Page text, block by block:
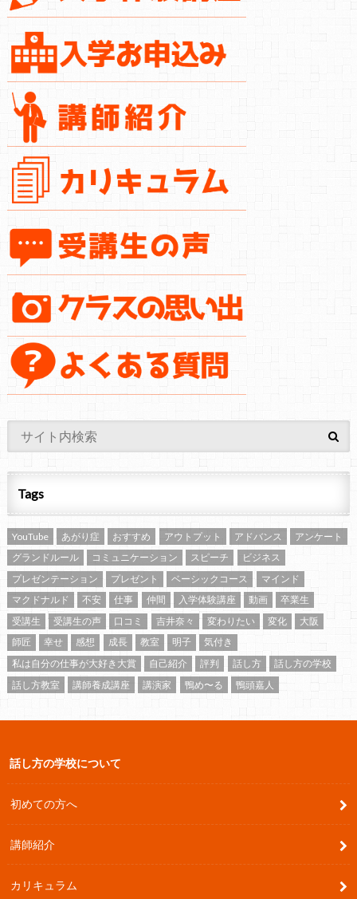
Tags
YouTube あがり症 おすすめ アウトプット アドバンス
アンケート
グランドルール
コミュニケーション スピーチ
ビジネス
プレゼンテーション
プレゼント ベーシックコース
マインド
マクドナルド
不安 仕事 仲間 入学体験講座 動画
卒業生
受講生
受講生の声 口コミ 吉井奈々 変わりたい 変化
大阪
師匠
幸せ 感想 成長 教室 明子
気付き
私は自分の仕事が大好き大賞
自己紹介 評判 話し方
話し方の学校
話し方教室
講師養成講座 講演家 鴨め〜る 鴨頭嘉人
話し方の学校について
初めての方へ
講師紹介
カリキュラム